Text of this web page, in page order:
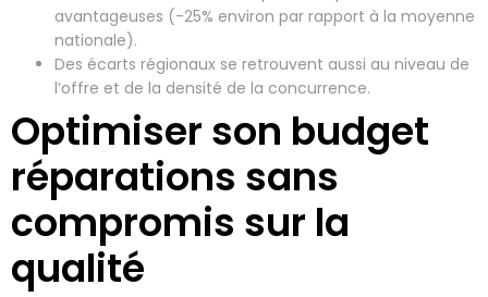
avantageuses (-25% environ par rapport à la moyenne
nationale).
Des écarts régionaux se retrouvent aussi au niveau de
l’offre et de la densité de la concurrence.
Optimiser son budget
réparations sans
compromis sur la
qualité